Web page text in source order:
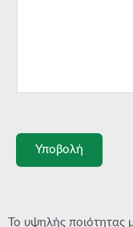
Υποβολή
Το υψηλής ποιότητας